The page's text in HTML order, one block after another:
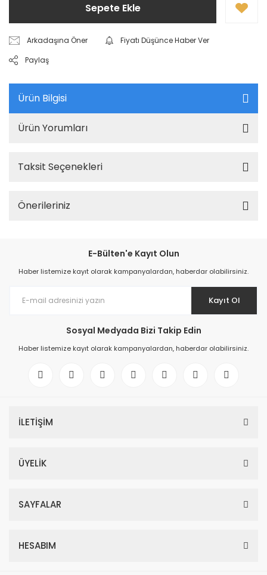
Sepete Ekle
Arkadaşına Öner
Fiyatı Düşünce Haber Ver
Paylaş
Ürün Bilgisi
Ürün Yorumları
Taksit Seçenekleri
Önerileriniz
E-Bülten'e Kayıt Olun
Haber listemize kayıt olarak kampanyalardan, haberdar olabilirsiniz.
Kayıt Ol
Sosyal Medyada Bizi Takip Edin
Haber listemize kayıt olarak kampanyalardan, haberdar olabilirsiniz.
İLETİŞİM
ÜYELİK
SAYFALAR
HESABIM